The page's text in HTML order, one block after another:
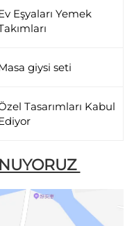
Eşyaları Yemek
giysi seti
Tasarımları Kabul